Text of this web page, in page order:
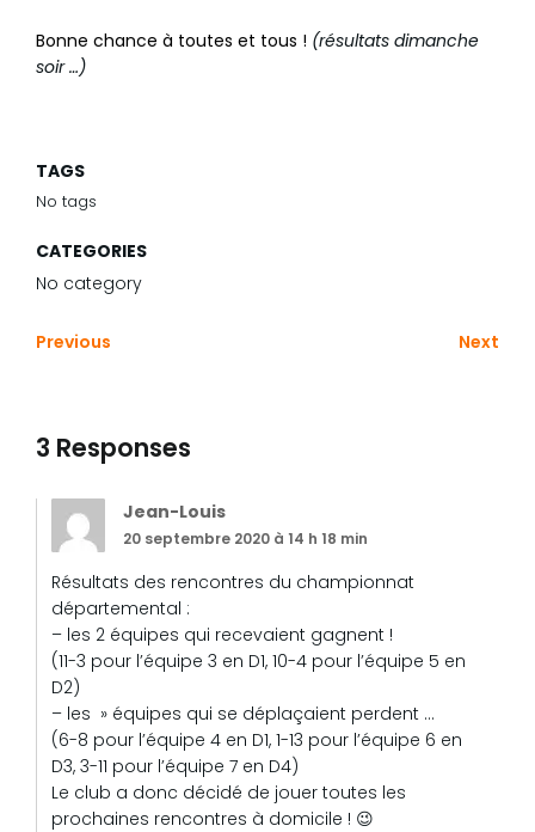
Bonne chance à toutes et tous ! (résultats dimanche
soir …)
TAGS
No tags
CATEGORIES
No category
Previous Next
3 Responses
Jean-Louis
20 septembre 2020 à 14 h 18 min
Résultats des rencontres du championnat
départemental :
– les 2 équipes qui recevaient gagnent !
(11-3 pour l’équipe 3 en D1, 10-4 pour l’équipe 5 en
D2)
– les » équipes qui se déplaçaient perdent …
(6-8 pour l’équipe 4 en D1, 1-13 pour l’équipe 6 en
D3, 3-11 pour l’équipe 7 en D4)
Le club a donc décidé de jouer toutes les
prochaines rencontres à domicile ! 😉